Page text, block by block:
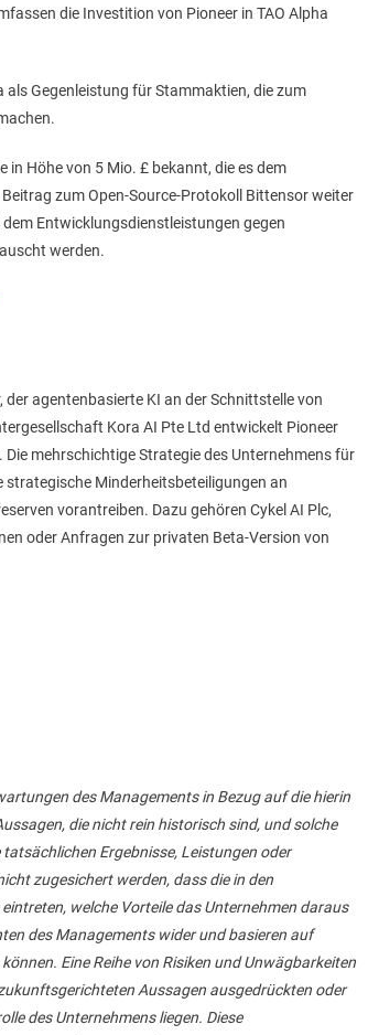
die Investition von Pioneer in TAO Alpha
Gegenleistung für Stammaktien, die zum
in Höhe von 5 Mio. £ bekannt, die es dem
zum Open-Source-Protokoll Bittensor weiter
Entwicklungsdienstleistungen gegen
werden.
agentenbasierte KI an der Schnittstelle von
Kora AI Pte Ltd entwickelt Pioneer
mehrschichtige Strategie des Unternehmens für
Minderheitsbeteiligungen an
vorantreiben. Dazu gehören Cykel AI Plc,
oder Anfragen zur privaten Beta-Version von
des Managements in Bezug auf die hierin
die nicht rein historisch sind, und solche
Ergebnisse, Leistungen oder
zugesichert werden, dass die in den
welche Vorteile das Unternehmen daraus
des Managements wider und basieren auf
Eine Reihe von Risiken und Unwägbarkeiten
Aussagen ausgedrückten oder
des Unternehmens liegen. Diese